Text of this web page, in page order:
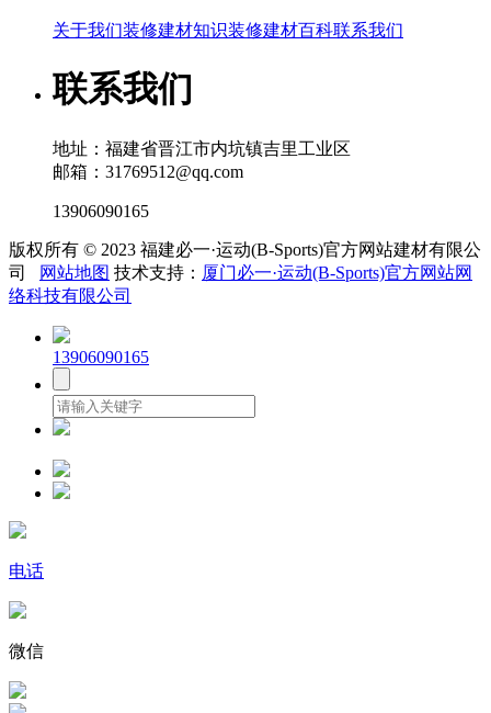
关于我们装修建材知识装修建材百科联系我们
联系我们
地址：福建省晋江市内坑镇吉里工业区
邮箱：31769512@qq.com
13906090165
版权所有 © 2023 福建必一·运动(B-Sports)官方网站建材有限公
司
网站地图 技术支持： 厦门必一·运动(B-Sports)官方网站网
络科技有限公司
13906090165
电话
微信